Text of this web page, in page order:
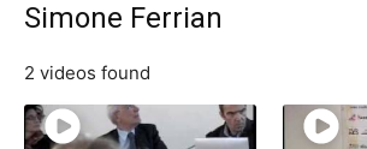
Simone Ferrian
2 videos found